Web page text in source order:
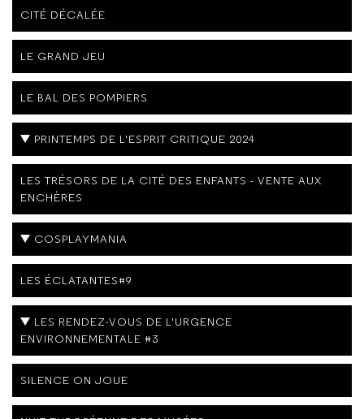
CITÉ DÉCALÉE
LE GRAND JEU
LE BAL DES POMPIERS
PRINTEMPS DE L'ESPRIT CRITIQUE 2024
LES TRÉSORS DE LA CITÉ DES ENFANTS - VENTE AUX
ENCHÈRES
COSPLAYMANIA
LES ÉCLATANTES#9
LES RENDEZ-VOUS DE L'URGENCE
ENVIRONNEMENTALE #3
SILENCE ON JOUE